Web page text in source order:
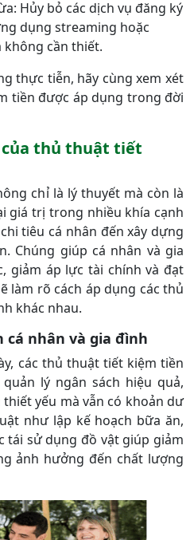
Hủy bỏ các dịch vụ đăng ký
dụng streaming hoặc
cần thiết.
thực tiễn, hãy cùng xem xét
tiền được áp dụng trong đời
thủ thuật tiết
chỉ là lý thuyết mà còn là
giá trị trong nhiều khía cạnh
tiêu cá nhân đến xây dựng
Chúng giúp cá nhân và gia
giảm áp lực tài chính và đạt
làm rõ cách áp dụng các thủ
khác nhau.
cá nhân và gia đình
các thủ thuật tiết kiệm tiền
lý ngân sách hiệu quả,
yếu mà vẫn có khoản dư
như lập kế hoạch bữa ăn,
tái sử dụng đồ vật giúp giảm
ảnh hưởng đến chất lượng